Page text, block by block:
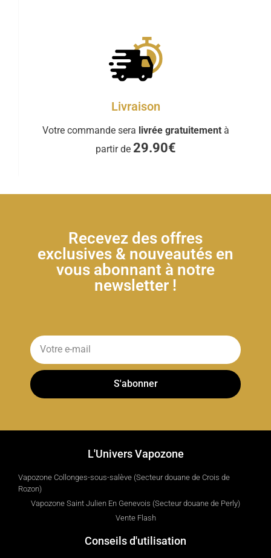
Livraison
Votre commande sera livrée gratuitement à
partir de 29.90€
Recevez des offres
exclusives & nouveautés en
vous abonnant à notre
newsletter !
S'abonner
L'Univers Vapozone
Vapozone Collonges-sous-salève (Secteur douane de Crois de
Rozon)
Vapozone Saint Julien En Genevois (Secteur douane de Perly)
Vente Flash
Conseils d'utilisation